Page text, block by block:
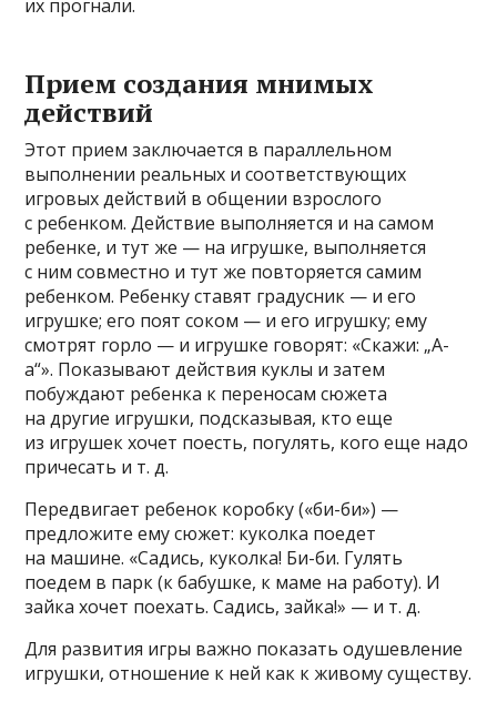
их прогнали.
Прием создания мнимых
действий
Этот прием заключается в параллельном
выполнении реальных и соответствующих
игровых действий в общении взрослого
с ребенком. Действие выполняется и на самом
ребенке, и тут же — на игрушке, выполняется
с ним совместно и тут же повторяется самим
ребенком. Ребенку ставят градусник — и его
игрушке; его поят соком — и его игрушку; ему
смотрят горло — и игрушке говорят: «Скажи: „А-
а“». Показывают действия куклы и затем
побуждают ребенка к переносам сюжета
на другие игрушки, подсказывая, кто еще
из игрушек хочет поесть, погулять, кого еще надо
причесать и т. д.
Передвигает ребенок коробку («би-би») —
предложите ему сюжет: куколка поедет
на машине. «Садись, куколка! Би-би. Гулять
поедем в парк (к бабушке, к маме на работу). И
зайка хочет поехать. Садись, зайка!» — и т. д.
Для развития игры важно показать одушевление
игрушки, отношение к ней как к живому существу.